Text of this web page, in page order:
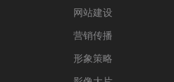
网站建设
营销传播
形象策略